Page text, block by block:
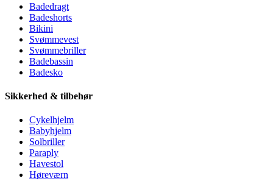
Badedragt
Badeshorts
Bikini
Svømmevest
Svømmebriller
Badebassin
Badesko
Sikkerhed & tilbehør
Cykelhjelm
Babyhjelm
Solbriller
Paraply
Havestol
Høreværn